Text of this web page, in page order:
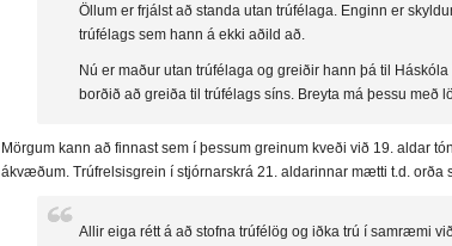
Öllum er frjálst að standa utan trúfélaga. Enginn er
trúfélags sem hann á ekki aðild að.
Nú er maður utan trúfélaga og greiðir hann þá til
borðið að greiða til trúfélags síns. Breyta má þessu með
Mörgum kann að finnast sem í þessum greinum kveði við 19. aldar
ákvæðum. Trúfrelsisgrein í stjórnarskrá 21. aldarinnar mætti t.d. orða
Allir eiga rétt á að stofna trúfélög og iðka trú í samræmi